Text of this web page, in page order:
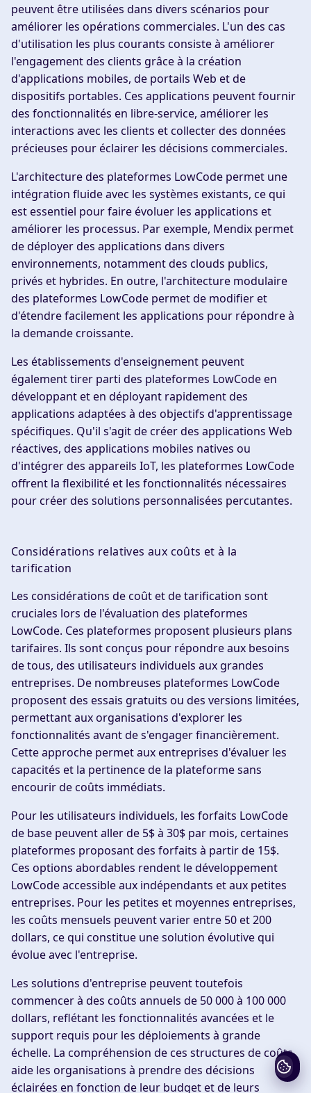
peuvent être utilisées dans divers scénarios pour
améliorer les opérations commerciales. L'un des cas
d'utilisation les plus courants consiste à améliorer
l'engagement des clients grâce à la création
d'applications mobiles, de portails Web et de
dispositifs portables. Ces applications peuvent fournir
des fonctionnalités en libre-service, améliorer les
interactions avec les clients et collecter des données
précieuses pour éclairer les décisions commerciales.
L'architecture des plateformes LowCode permet une
intégration fluide avec les systèmes existants, ce qui
est essentiel pour faire évoluer les applications et
améliorer les processus. Par exemple, Mendix permet
de déployer des applications dans divers
environnements, notamment des clouds publics,
privés et hybrides. En outre, l'architecture modulaire
des plateformes LowCode permet de modifier et
d'étendre facilement les applications pour répondre à
la demande croissante.
Les établissements d'enseignement peuvent
également tirer parti des plateformes LowCode en
développant et en déployant rapidement des
applications adaptées à des objectifs d'apprentissage
spécifiques. Qu'il s'agit de créer des applications Web
réactives, des applications mobiles natives ou
d'intégrer des appareils IoT, les plateformes LowCode
offrent la flexibilité et les fonctionnalités nécessaires
pour créer des solutions personnalisées percutantes.
Considérations relatives aux coûts et à la
tarification
Les considérations de coût et de tarification sont
cruciales lors de l'évaluation des plateformes
LowCode. Ces plateformes proposent plusieurs plans
tarifaires. Ils sont conçus pour répondre aux besoins
de tous, des utilisateurs individuels aux grandes
entreprises. De nombreuses plateformes LowCode
proposent des essais gratuits ou des versions limitées,
permettant aux organisations d'explorer les
fonctionnalités avant de s'engager financièrement.
Cette approche permet aux entreprises d'évaluer les
capacités et la pertinence de la plateforme sans
encourir de coûts immédiats.
Pour les utilisateurs individuels, les forfaits LowCode
de base peuvent aller de 5$ à 30$ par mois, certaines
plateformes proposant des forfaits à partir de 15$.
Ces options abordables rendent le développement
LowCode accessible aux indépendants et aux petites
entreprises. Pour les petites et moyennes entreprises,
les coûts mensuels peuvent varier entre 50 et 200
dollars, ce qui constitue une solution évolutive qui
évolue avec l'entreprise.
Les solutions d'entreprise peuvent toutefois
commencer à des coûts annuels de 50 000 à 100 000
dollars, reflétant les fonctionnalités avancées et le
support requis pour les déploiements à grande
échelle. La compréhension de ces structures de coûts
aide les organisations à prendre des décisions
éclairées en fonction de leur budget et de leurs